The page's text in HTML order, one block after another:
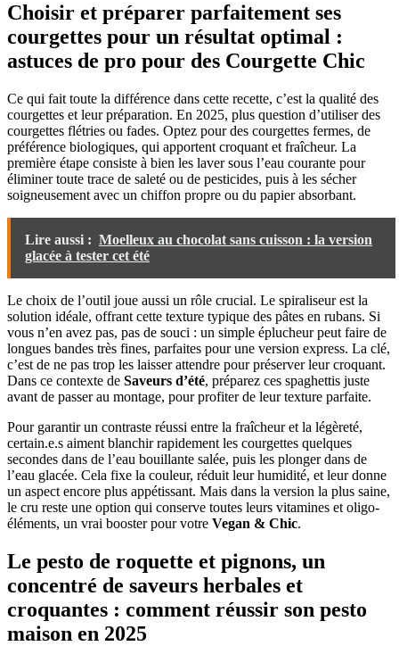
Choisir et préparer parfaitement ses
courgettes pour un résultat optimal :
astuces de pro pour des Courgette Chic
Ce qui fait toute la différence dans cette recette, c’est la qualité des
courgettes et leur préparation. En 2025, plus question d’utiliser des
courgettes flétries ou fades. Optez pour des courgettes fermes, de
préférence biologiques, qui apportent croquant et fraîcheur. La
première étape consiste à bien les laver sous l’eau courante pour
éliminer toute trace de saleté ou de pesticides, puis à les sécher
soigneusement avec un chiffon propre ou du papier absorbant.
Lire aussi : Moelleux au chocolat sans cuisson : la version
glacée à tester cet été
Le choix de l’outil joue aussi un rôle crucial. Le spiraliseur est la
solution idéale, offrant cette texture typique des pâtes en rubans. Si
vous n’en avez pas, pas de souci : un simple éplucheur peut faire de
longues bandes très fines, parfaites pour une version express. La clé,
c’est de ne pas trop les laisser attendre pour préserver leur croquant.
Dans ce contexte de Saveurs d’été, préparez ces spaghettis juste
avant de passer au montage, pour profiter de leur texture parfaite.
Pour garantir un contraste réussi entre la fraîcheur et la légèreté,
certain.e.s aiment blanchir rapidement les courgettes quelques
secondes dans de l’eau bouillante salée, puis les plonger dans de
l’eau glacée. Cela fixe la couleur, réduit leur humidité, et leur donne
un aspect encore plus appétissant. Mais dans la version la plus saine,
le cru reste une option qui conserve toutes leurs vitamines et oligo-
éléments, un vrai booster pour votre Vegan & Chic.
Le pesto de roquette et pignons, un
concentré de saveurs herbales et
croquantes : comment réussir son pesto
maison en 2025